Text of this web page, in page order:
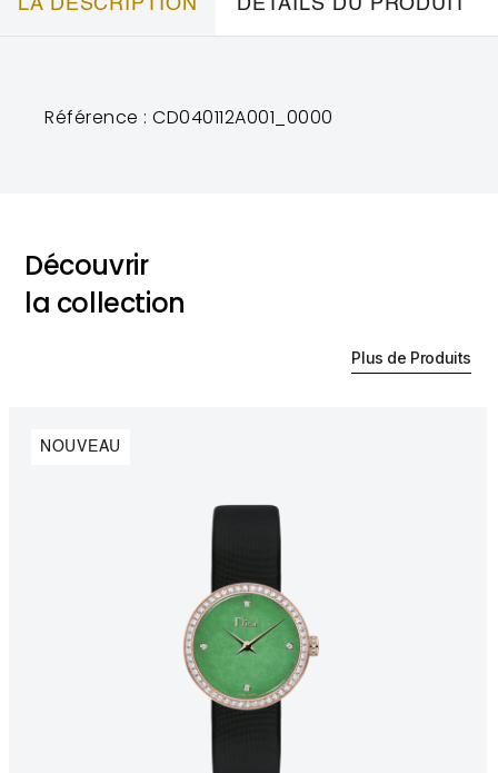
LA DESCRIPTION DÉTAILS DU PRODUIT
Référence : CD040112A001_0000
Découvrir
la collection
Plus de Produits
NOUVEAU